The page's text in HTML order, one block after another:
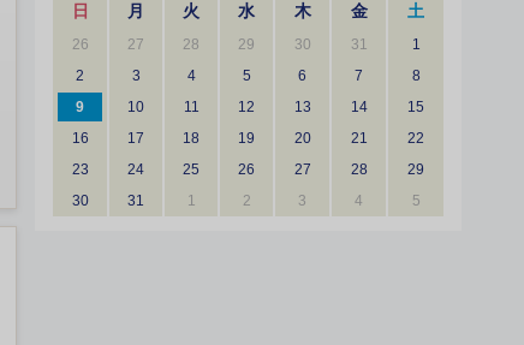
日 月 火 水 木 金 土
26 27 28 29 30 31
1
2
3 4 5 6 7
8
9
10 11 12 13 14
15
16
17 18 19 20 21
22
23
24 25 26 27 28
29
30
31 1 2 3 4 5